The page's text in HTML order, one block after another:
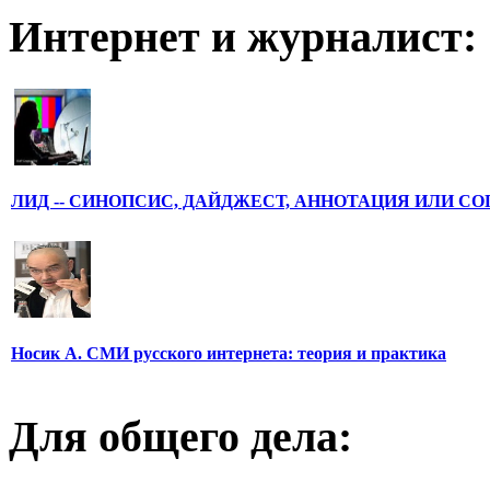
Интернет и журналист:
ЛИД -- СИНОПСИС, ДАЙДЖЕСТ, АННОТАЦИЯ ИЛИ
Носик А. СМИ русского интернета: теория и практика
Для общего дела: